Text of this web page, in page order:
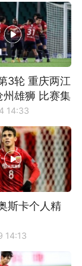
3轮 重庆两江
雄狮 比赛集
14:33
斯卡个人精
14:13